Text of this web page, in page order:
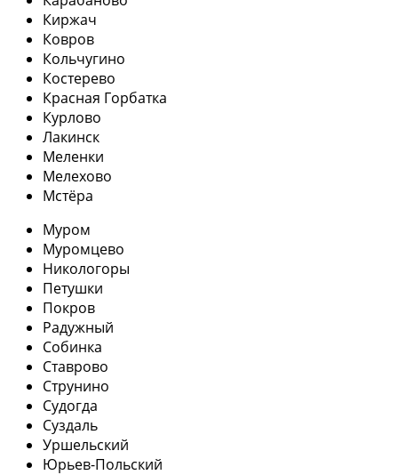
Киржач
Ковров
Кольчугино
Костерево
Красная Горбатка
Курлово
Лакинск
Меленки
Мелехово
Мстёра
Муром
Муромцево
Никологоры
Петушки
Покров
Радужный
Собинка
Ставрово
Струнино
Судогда
Суздаль
Уршельский
Юрьев-Польский